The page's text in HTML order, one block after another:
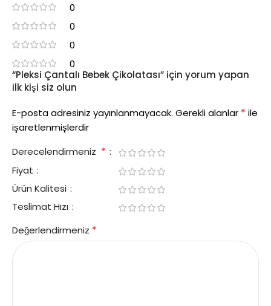
0
0
0
0
“Pleksi Çantalı Bebek Çikolatası” için yorum yapan
ilk kişi siz olun
E-posta adresiniz yayınlanmayacak. Gerekli alanlar * ile
işaretlenmişlerdir
Derecelendirmeniz *
Fiyat
Ürün Kalitesi
Teslimat Hızı
Değerlendirmeniz *